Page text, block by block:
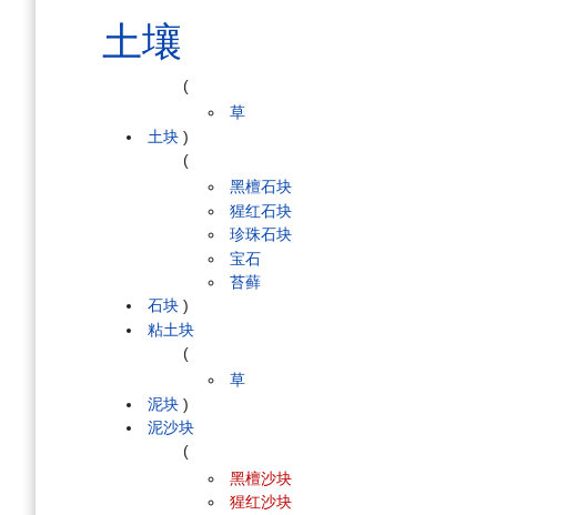
土壤
土块
(
草
)
石块
(
黑檀石块
猩红石块
珍珠石块
宝石
苔藓
)
粘土块
泥块
(
草
)
泥沙块
(
黑檀沙块
猩红沙块